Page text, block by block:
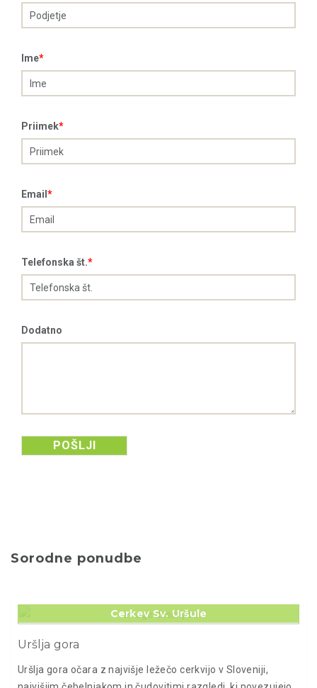
Ime*
Priimek*
Email *
Telefonska št.*
Dodatno
POŠLJI
Sorodne ponudbe
Cerkev Sv. Uršule
Uršlja gora
Uršlja gora očara z najvišje ležečo cerkvijo v Sloveniji,